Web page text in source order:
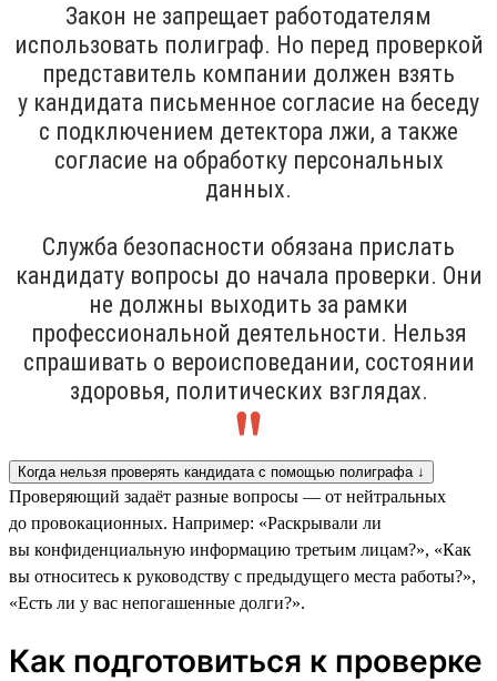
Закон не запрещает работодателям
использовать полиграф. Но перед проверкой
представитель компании должен взять
у кандидата письменное согласие на беседу
с подключением детектора лжи, а также
согласие на обработку персональных
данных.
Служба безопасности обязана прислать
кандидату вопросы до начала проверки. Они
не должны выходить за рамки
профессиональной деятельности. Нельзя
спрашивать о вероисповедании, состоянии
здоровья, политических взглядах.
Когда нельзя проверять кандидата с помощью полиграфа ↓
Проверяющий задаёт разные вопросы — от нейтральных
до провокационных. Например: «Раскрывали ли
вы конфиденциальную информацию третьим лицам?», «Как
вы относитесь к руководству с предыдущего места работы?»,
«Есть ли у вас непогашенные долги?».
Как подготовиться к проверке